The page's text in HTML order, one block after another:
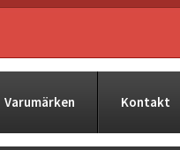
Varumärken Kontakt